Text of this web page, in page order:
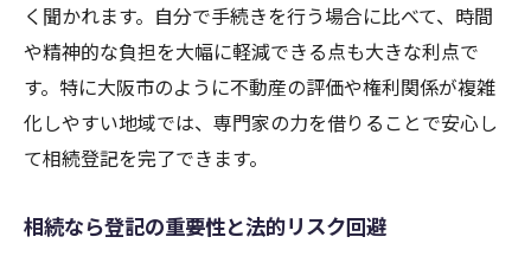
く聞かれます。自分で手続きを行う場合に比べて、時間
や精神的な負担を大幅に軽減できる点も大きな利点で
す。特に大阪市のように不動産の評価や権利関係が複雑
化しやすい地域では、専門家の力を借りることで安心し
て相続登記を完了できます。
相続なら登記の重要性と法的リスク回避